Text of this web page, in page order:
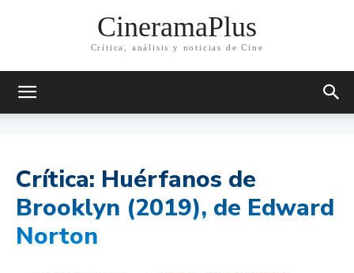
CineramaPlus
Crítica, análisis y noticias de Cine
Crítica: Huérfanos de
Brooklyn (2019), de Edward
Norton